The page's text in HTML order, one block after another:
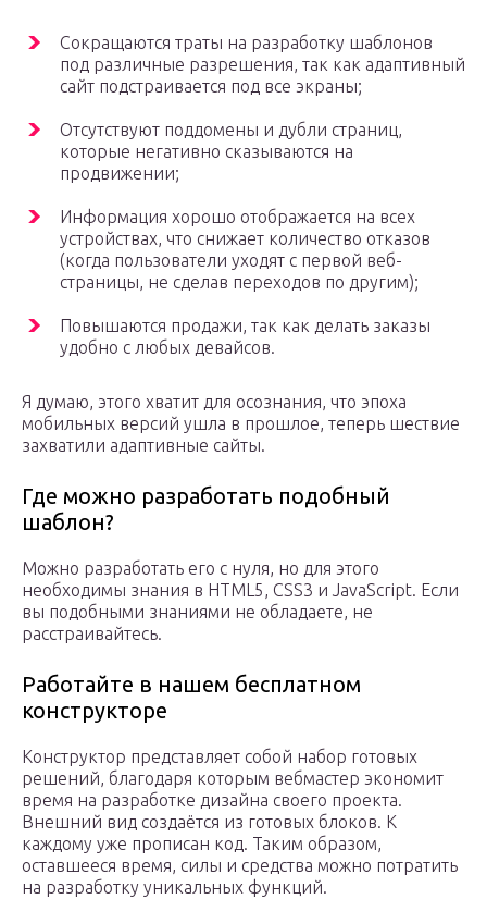
Сокращаются траты на разработку шаблонов
под различные разрешения, так как адаптивный
сайт подстраивается под все экраны;
Отсутствуют поддомены и дубли страниц,
которые негативно сказываются на
продвижении;
Информация хорошо отображается на всех
устройствах, что снижает количество отказов
(когда пользователи уходят с первой веб-
страницы, не сделав переходов по другим);
Повышаются продажи, так как делать заказы
удобно с любых девайсов.
Я думаю, этого хватит для осознания, что эпоха
мобильных версий ушла в прошлое, теперь шествие
захватили адаптивные сайты.
Где можно разработать подобный
шаблон?
Можно разработать его с нуля, но для этого
необходимы знания в HTML5, CSS3 и JavaScript. Если
вы подобными знаниями не обладаете, не
расстраивайтесь.
Работайте в нашем бесплатном
конструкторе
Конструктор представляет собой набор готовых
решений, благодаря которым вебмастер экономит
время на разработке дизайна своего проекта.
Внешний вид создаётся из готовых блоков. К
каждому уже прописан код. Таким образом,
оставшееся время, силы и средства можно потратить
на разработку уникальных функций.